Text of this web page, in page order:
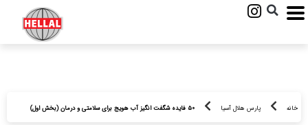
خانه پارس هلال آسیا ۵۰ فایده شگفت انگیز آب هویج برای سلامتی و درمان (بخش اول)